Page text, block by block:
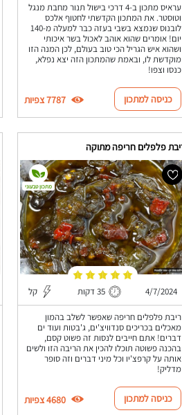
עראיס מתכון ב-4 דרכי בישול תנור מחבת מנגל
וטוסטר. את המתכון הקדשתי לחטוף אלכס
לובנוס שנמצא בשבי בעזה כבר למעלה מ-140
יום! אומרים שהוא אוהב לאכול בשר איכותי
ושהוא איש הגריל הכי טוב בעולם, לכן המנה הזו
מוקדשת לו, ובאמת שהמתכון הזה יצא נפלא,
כנסו וצפו!
כניסה למתכון 7787 צפיות
פלפלים חריפה מתוקה
4/7/2024 35 דקות קל
ריבת פלפלים חריפה שאפשר לשלב בהמון
מאכלים בכריכים סנדוויצ'ים, ג'בטות ועוד ים
דברים! אתם חייבים לנסות זה פשוט קסם,
בהכנה פשוטה תוכלו להכין את הריבה הזו ולשים
אותה על קרפצ'יו וכל מיני דברים וזה סופר
מדליק!
מתכון טבעוני
כניסה למתכון 4680 צפיות